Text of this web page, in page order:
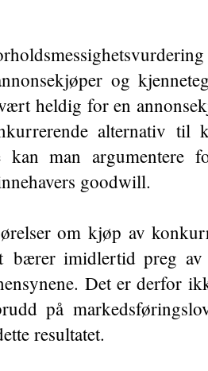
og
heldig for en
alternativ til
kan man argumentere
goodwill.
om kjøp av
bærer imidlertid preg av
Det er derfor
på
resultatet.